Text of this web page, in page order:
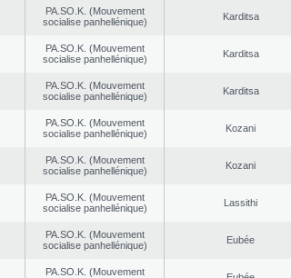
PA.SO.K. (Mouvement
socialise panhellénique)
Karditsa
PA.SO.K. (Mouvement
socialise panhellénique)
Karditsa
PA.SO.K. (Mouvement
socialise panhellénique)
Karditsa
PA.SO.K. (Mouvement
socialise panhellénique)
Kozani
PA.SO.K. (Mouvement
socialise panhellénique)
Kozani
PA.SO.K. (Mouvement
socialise panhellénique)
Lassithi
PA.SO.K. (Mouvement
socialise panhellénique)
Eubée
PA.SO.K. (Mouvement